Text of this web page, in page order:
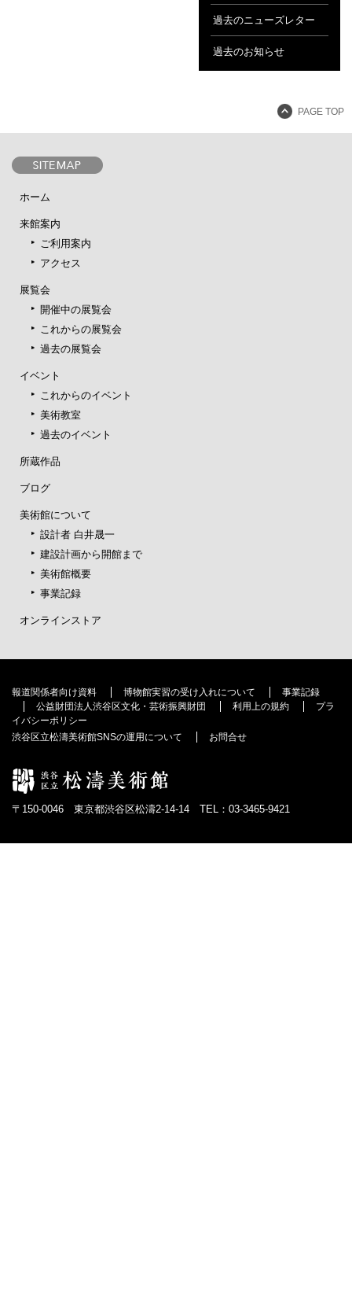
過去のニューズレター
過去のお知らせ
PAGE TOP
ホーム
来館案内
ご利用案内
アクセス
展覧会
開催中の展覧会
これからの展覧会
過去の展覧会
イベント
これからのイベント
美術教室
過去のイベント
所蔵作品
ブログ
美術館について
設計者 白井晟一
建設計画から開館まで
美術館概要
事業記録
オンラインストア
報道関係者向け資料 博物館実習の受け入れについて
事業記録
公益財団法人渋谷区文化・芸術振興財団
利用上の規約
プラ
イバシーポリシー
渋谷区立松濤美術館SNSの運用について
お問合せ
〒150-0046 東京都渋谷区松濤2-14-14 TEL：03-3465-9421